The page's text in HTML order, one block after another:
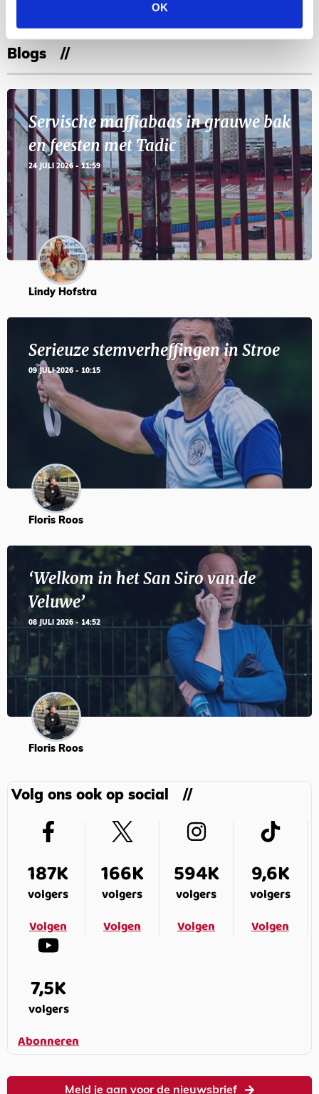
OK
Blogs
Servische maffiabaas in grauwe bak
en feesten met Tadic
24 JULI 2026 - 11:59
Lindy Hofstra
Serieuze stemverheffingen in Stroe
09 JULI 2026 - 10:15
Floris Roos
‘Welkom in het San Siro van de
Veluwe’
08 JULI 2026 - 14:52
Floris Roos
Volg ons ook op social
187K
volgers
Volgen
166K
volgers
Volgen
594K
volgers
Volgen
9,6K
volgers
Volgen
7,5K
volgers
Abonneren
Meld je aan voor de nieuwsbrief